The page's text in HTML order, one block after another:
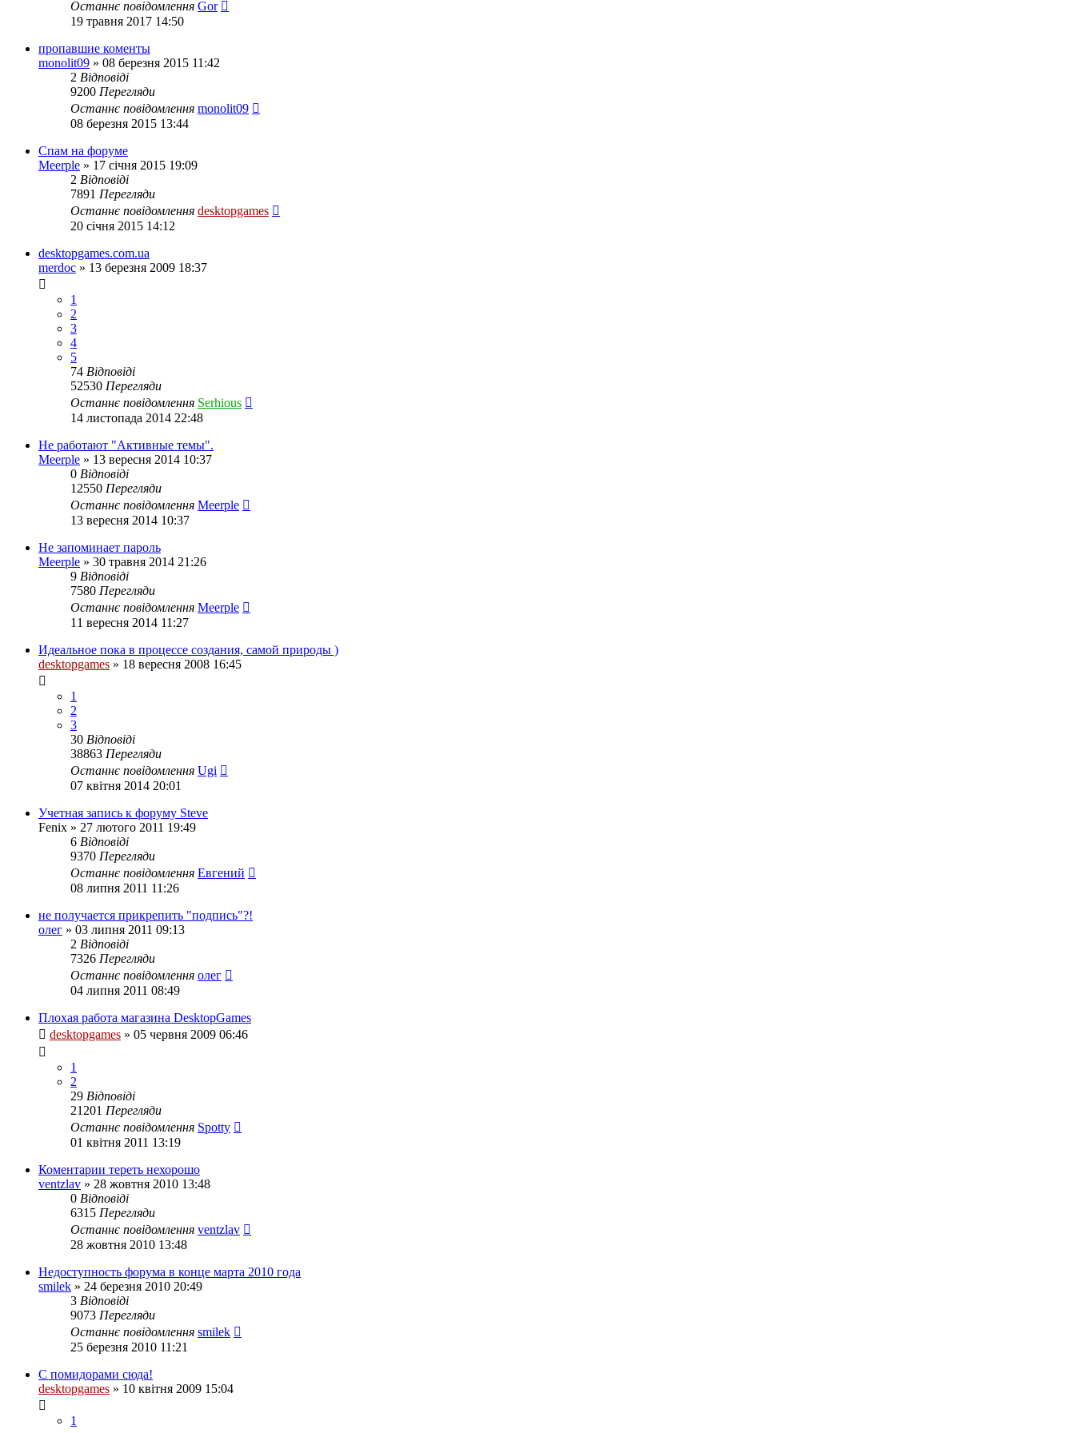
Останнє повідомлення Gor
19 травня 2017 14:50
пропавшие коменты
monolit09 » 08 березня 2015 11:42
2 Відповіді
9200 Перегляди
Останнє повідомлення monolit09
08 березня 2015 13:44
Спам на форуме
Meerple » 17 січня 2015 19:09
2 Відповіді
7891 Перегляди
Останнє повідомлення desktopgames
20 січня 2015 14:12
desktopgames.com.ua
merdoc » 13 березня 2009 18:37
1
2
3
4
5
74 Відповіді
52530 Перегляди
Останнє повідомлення Serhious
14 листопада 2014 22:48
Не работают "Активные темы".
Meerple » 13 вересня 2014 10:37
0 Відповіді
12550 Перегляди
Останнє повідомлення Meerple
13 вересня 2014 10:37
Не запоминает пароль
Meerple » 30 травня 2014 21:26
9 Відповіді
7580 Перегляди
Останнє повідомлення Meerple
11 вересня 2014 11:27
Идeальное пока в процессе создания, самой природы )
desktopgames » 18 вересня 2008 16:45
1
2
3
30 Відповіді
38863 Перегляди
Останнє повідомлення Ugi
07 квітня 2014 20:01
Учетная запись к форуму Steve
Fenix » 27 лютого 2011 19:49
6 Відповіді
9370 Перегляди
Останнє повідомлення Евгений
08 липня 2011 11:26
не получается прикрепить "подпись"?!
олег » 03 липня 2011 09:13
2 Відповіді
7326 Перегляди
Останнє повідомлення олег
04 липня 2011 08:49
Плохая работа магазина DesktopGames
desktopgames » 05 червня 2009 06:46
1
2
29 Відповіді
21201 Перегляди
Останнє повідомлення Spotty
01 квітня 2011 13:19
Коментарии тереть нехорошо
ventzlav » 28 жовтня 2010 13:48
0 Відповіді
6315 Перегляди
Останнє повідомлення ventzlav
28 жовтня 2010 13:48
Недоступность форума в конце марта 2010 года
smilek » 24 березня 2010 20:49
3 Відповіді
9073 Перегляди
Останнє повідомлення smilek
25 березня 2010 11:21
С помидорами сюда!
desktopgames » 10 квітня 2009 15:04
1